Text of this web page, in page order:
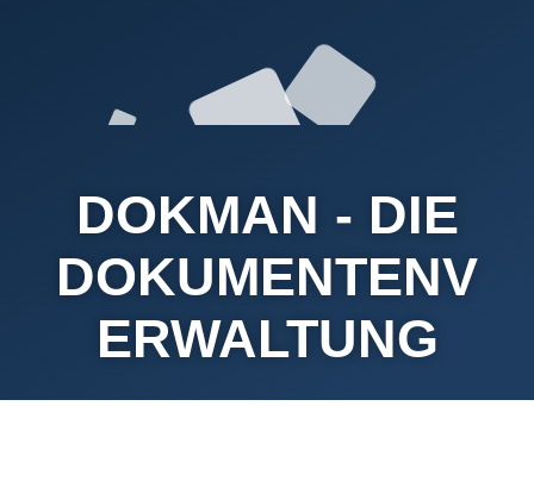
DOKMAN - DIE
DOKUMENTENV
ERWALTUNG